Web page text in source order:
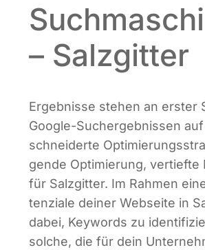
– Salzgitter
Ergeb­nis­se ste­hen an ers­ter
Goog­le-Such­ergeb­nis­sen
schnei­der­te
gen­de Opti­mie­rung,
für Salz­git­ter. Im Rah­men
ten­zia­le dei­ner Web­sei­te in
dabei, Key­words zu
sol­che, die für dein